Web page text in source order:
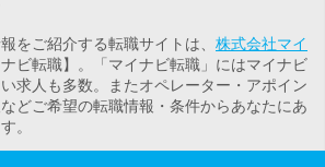
をご紹介する転職サイトは、 株式会社マイ
ビ転職】。「マイナビ転職」にはマイナビ
求人も多数。またオペレーター・アポイン
どご希望の転職情報・条件からあなたにあ
。